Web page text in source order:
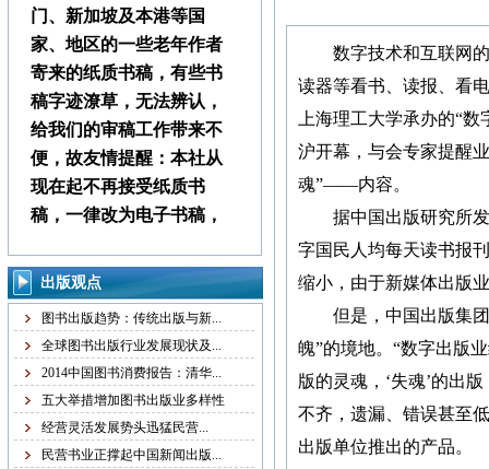
门、新加坡及本港等国
家、地区的一些老年作者
寄来的纸质书稿，有些书
稿字迹潦草，无法辨认，
给我们的审稿工作带来不
便，故友情提醒：本社从
现在起不再接受纸质书
稿，一律改为电子书稿，
zggjwycbs@163.com,请大
家周知。
本社经常接到中国大
陆、台湾、马来西亚、澳
门、新加坡及本港等国
家、地区的一些老年作者
出版观点
图书出版趋势：传统出版与新...
全球图书出版行业发展现状及...
2014中国图书消费报告：清华...
五大举措增加图书出版业多样性
经营灵活发展势头迅猛民营...
民营书业正撑起中国新闻出版...
数字技术和互联网
读器等看书、读报、看
上海理工大学承办的“
沪开幕，与会专家提醒
魂”——内容。
据中国出版研究所发
字国民人均每天读书报
缩小，由于新媒体出版
但是，中国出版集团
魄”的境地。“数字出版
版的灵魂，‘失魂’的出
不齐，遗漏、错误甚至
出版单位推出的产品。